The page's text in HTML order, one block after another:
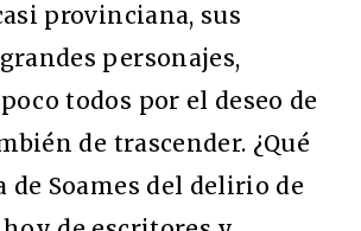
provinciana, sus
personajes,
todos por el deseo de
de trascender. ¿Qué
de Soames del delirio de